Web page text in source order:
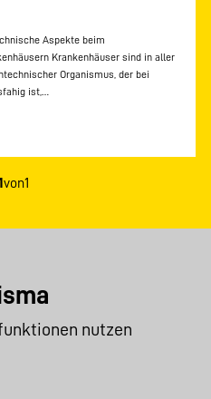
Aspekte beim
Krankenhäuser sind in aller
Organismus, der bei
ist,…
von1
nutzen